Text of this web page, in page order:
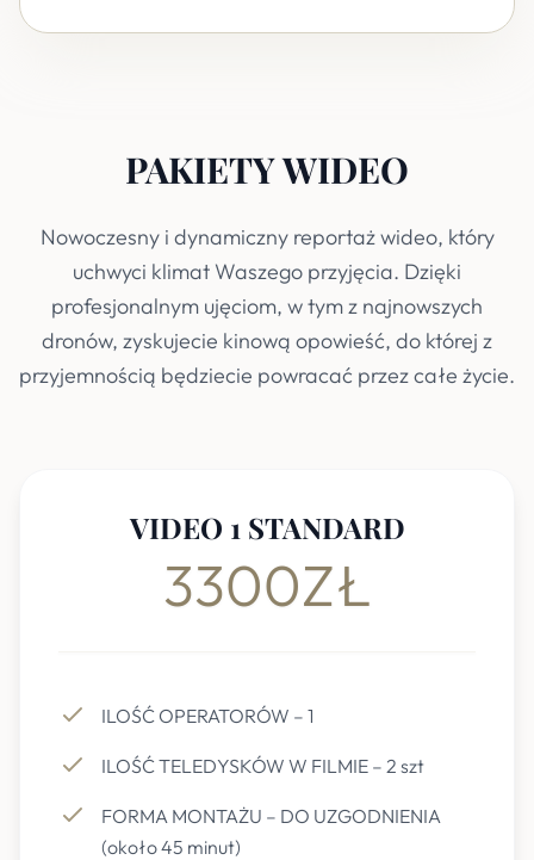
PAKIETY WIDEO
Nowoczesny i dynamiczny reportaż wideo, który
uchwyci klimat Waszego przyjęcia. Dzięki
profesjonalnym ujęciom, w tym z najnowszych
dronów, zyskujecie kinową opowieść, do której z
przyjemnością będziecie powracać przez całe życie.
VIDEO 1 STANDARD
3300ZŁ
ILOŚĆ OPERATORÓW – 1
ILOŚĆ TELEDYSKÓW W FILMIE – 2 szt
FORMA MONTAŻU – DO UZGODNIENIA
(około 45 minut)